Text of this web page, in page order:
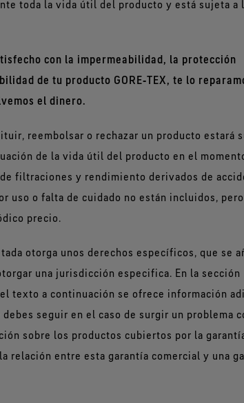
toda la vida útil del producto y está sujeta a
con la impermeabilidad, la protección
de tu producto GORE‑TEX, te lo
el dinero.
reembolsar o rechazar un producto estará
de la vida útil del producto en el
filtraciones y rendimiento derivados de
uso o falta de cuidado no están incluidos, pero
precio.
otorga unos derechos específicos, que se
una jurisdicción especifica. En la sección
texto a continuación se ofrece información
seguir en el caso de surgir un problema
sobre los productos cubiertos por la
relación entre esta garantía comercial y una